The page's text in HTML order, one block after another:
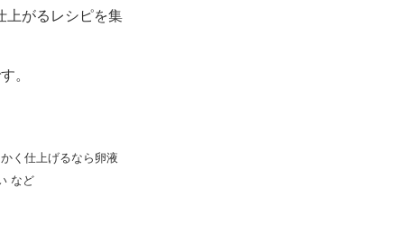
上がるレシピを集
。
く仕上げるなら卵液
など